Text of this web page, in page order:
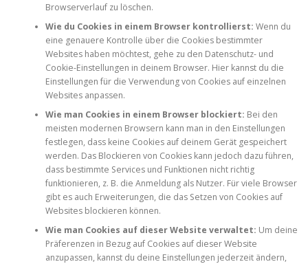
Browserverlauf zu löschen.
Wie du Cookies in einem Browser kontrollierst: Wenn du
eine genauere Kontrolle über die Cookies bestimmter
Websites haben möchtest, gehe zu den Datenschutz- und
Cookie-Einstellungen in deinem Browser. Hier kannst du die
Einstellungen für die Verwendung von Cookies auf einzelnen
Websites anpassen.
Wie man Cookies in einem Browser blockiert: Bei den
meisten modernen Browsern kann man in den Einstellungen
festlegen, dass keine Cookies auf deinem Gerät gespeichert
werden. Das Blockieren von Cookies kann jedoch dazu führen,
dass bestimmte Services und Funktionen nicht richtig
funktionieren, z. B. die Anmeldung als Nutzer. Für viele Browser
gibt es auch Erweiterungen, die das Setzen von Cookies auf
Websites blockieren können.
Wie man Cookies auf dieser Website verwaltet: Um deine
Präferenzen in Bezug auf Cookies auf dieser Website
anzupassen, kannst du deine Einstellungen jederzeit ändern,